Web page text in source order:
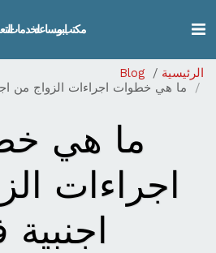
مكتب ابو مساعد لخدمات
الرئيسية
Blog
ما هي خطوات اجراءات الزواج من
ما هي
اجراءات